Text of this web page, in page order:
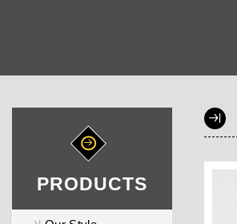
PRODUCTS